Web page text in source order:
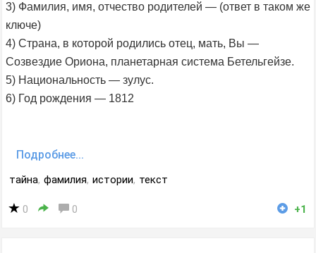
3) Фамилия, имя, отчество родителей — (ответ в таком же
ключе)
4) Страна, в которой родились отец, мать, Вы —
Созвездие Ориона, планетарная система Бетельгейзе.
5) Национальность — зулус.
6) Год рождения — 1812
Подробнее...
тайна, фамилия, истории, текст
0 0 +1